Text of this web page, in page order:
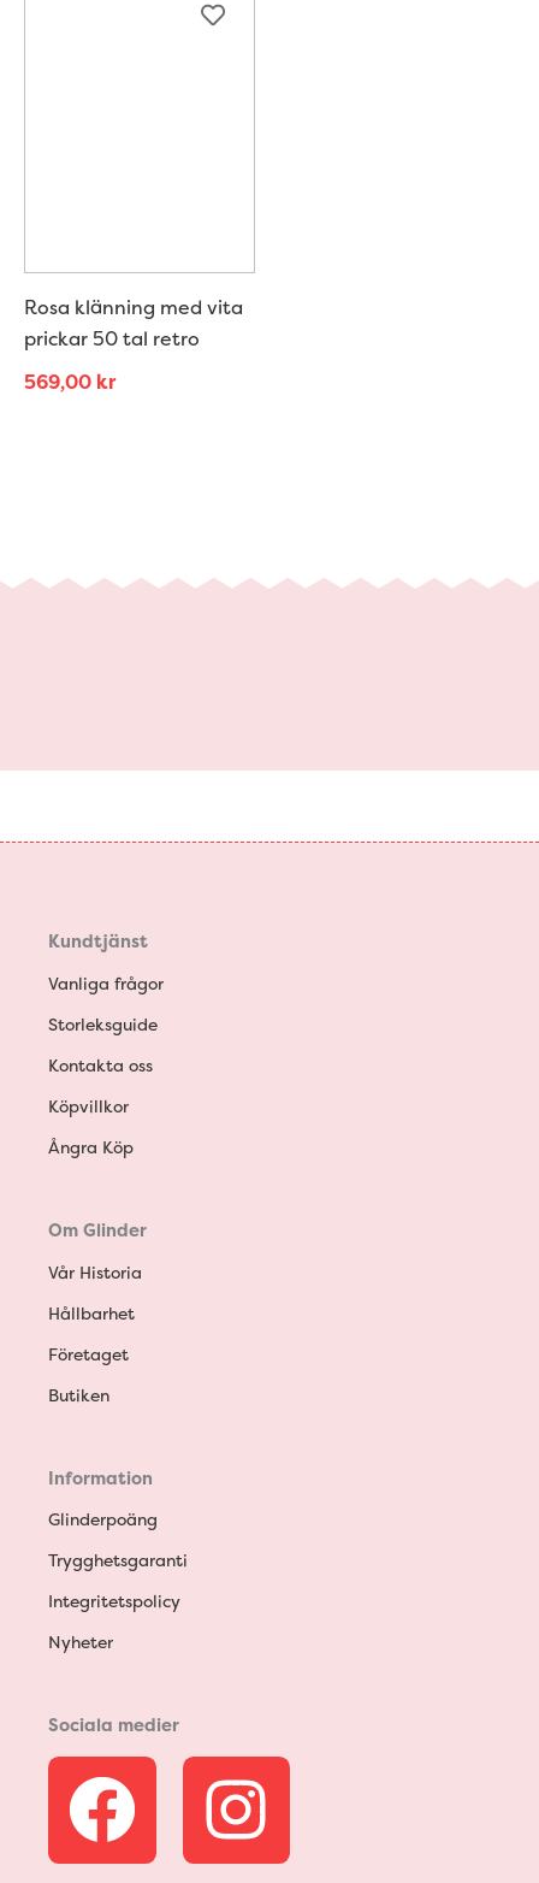
Rosa klänning med vita
prickar 50 tal retro
569,00 kr
Kundtjänst
Vanliga frågor
Storleksguide
Kontakta oss
Köpvillkor
Ångra Köp
Om Glinder
Vår Historia
Hållbarhet
Företaget
Butiken
Information
Glinderpoäng
Trygghetsgaranti
Integritetspolicy
Nyheter
Sociala medier
F
a
I
n